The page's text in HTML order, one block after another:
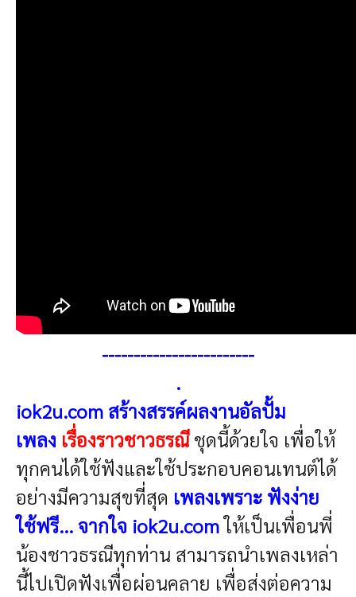
------------------------
.
iok2u.com สร้างสรรค์ผลงานอัลปั้ม
เพลง เรื่องราวชาวธรณี ชุดนี้ด้วยใจ เพื่อให้
ทุกคนได้ใช้ฟังและใช้ประกอบคอนเทนต์ได้
อย่างมีความสุขที่สุด เพลงเพราะ ฟังง่าย
ใช้ฟรี... จากใจ iok2u.comให้เป็นเพื่อนพี่
น้องชาวธรณีทุกท่าน สามารถนำเพลงเหล่า
นี้ไปเปิดฟังเพื่อผ่อนคลาย เพื่อส่งต่อความ